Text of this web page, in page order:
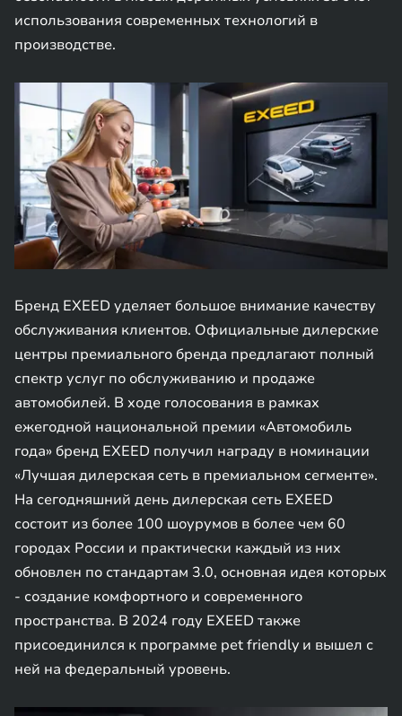
использования современных технологий в
производстве.
Бренд EXEED уделяет большое внимание качеству
обслуживания клиентов. Официальные дилерские
центры премиального бренда предлагают полный
спектр услуг по обслуживанию и продаже
автомобилей. В ходе голосования в рамках
ежегодной национальной премии «Автомобиль
года» бренд EXEED получил награду в номинации
«Лучшая дилерская сеть в премиальном сегменте».
На сегодняшний день дилерская сеть EXEED
состоит из более 100 шоурумов в более чем 60
городах России и практически каждый из них
обновлен по стандартам 3.0, основная идея которых
- создание комфортного и современного
пространства. В 2024 году EXEED также
присоединился к программе pet friendly и вышел с
ней на федеральный уровень.